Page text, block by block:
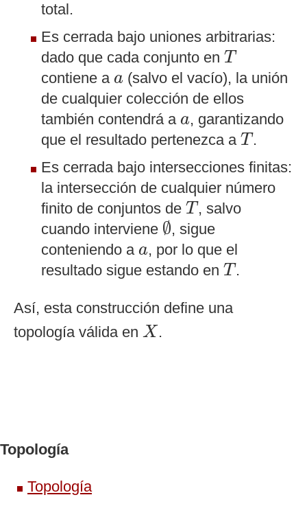
total.
Es cerrada bajo uniones arbitrarias:
dado que cada conjunto en T
T
contiene a a
a (salvo el vacío), la unión
de cualquier colección de ellos
también contendrá a a
a, garantizando
que el resultado pertenezca a T
T.
Es cerrada bajo intersecciones finitas:
la intersección de cualquier número
finito de conjuntos de T
T, salvo
cuando interviene ∅
∅, sigue
conteniendo a a
a, por lo que el
resultado sigue estando en T
T.
Así, esta construcción define una
topología válida en X
X .
Topología
Topología